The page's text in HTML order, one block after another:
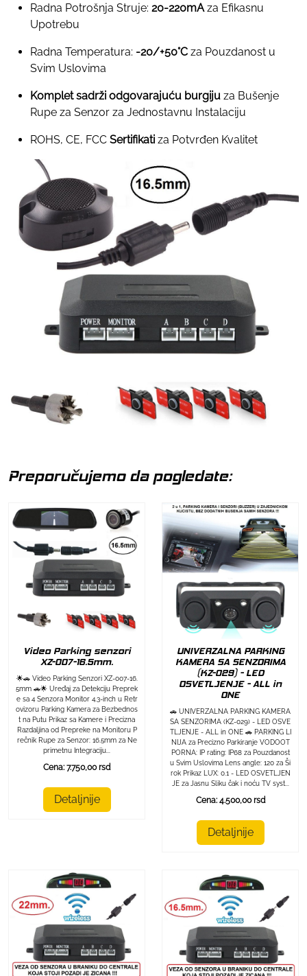
Radna Potrošnja Struje: 20-220mA za Efikasnu
Upotrebu
Radna Temperatura: -20/+50°C za Pouzdanost u
Svim Uslovima
Komplet sadrži odgovarajuću burgiju za Bušenje
Rupe za Senzor za Jednostavnu Instalaciju
ROHS, CE, FCC Sertifikati za Potvrđen Kvalitet
Preporučujemo da pogledate:
Video Parking senzori
XZ-007-16.5mm.
🌟🚗 Video Parking Senzori XZ-007-16.
5mm 🚗🌟 Uređaj za Detekciju Preprek
e sa 4 Senzora Monitor 4.3-inch u Retr
ovizoru Parking Kamera za Bezbednos
t na Putu Prikaz sa Kamere i Precizna
Razdaljina od Prepreke na Monitoru P
rečnik Rupe za Senzor: 16.5mm za Ne
primetnu Integraciju...
Cena: 7.750,00 rsd
Detaljnije
UNIVERZALNA PARKING
KAMERA SA SENZORIMA
(KZ-029) - LED
OSVETLJENJE - ALL in
ONE
🚗 UNIVERZALNA PARKING KAMERA
SA SENZORIMA (KZ-029) - LED OSVE
TLJENJE - ALL in ONE 🚗 PARKING LI
NIJA za Precizno Parkiranje VODOOT
PORNA: IP rating: IP68 za Pouzdanost
u Svim Uslovima Lens angle: 120 za Ši
rok Prikaz LUX: 0.1 - LED OSVETLJEN
JE za Jasnu Sliku čak i noću TV syst...
Cena: 4.500,00 rsd
Detaljnije